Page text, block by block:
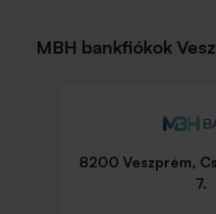
MBH bankfiókok
8200 Veszprém,
7.